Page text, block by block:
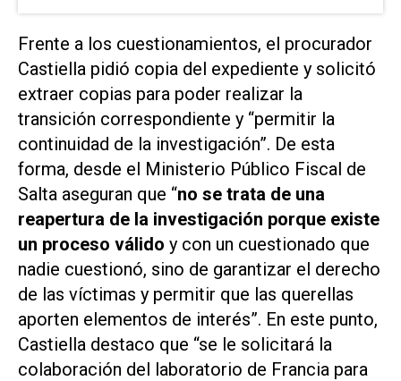
Frente a los cuestionamientos, el procurador
Castiella pidió copia del expediente y solicitó
extraer copias para poder realizar la
transición correspondiente y “permitir la
continuidad de la investigación”. De esta
forma, desde el Ministerio Público Fiscal de
Salta aseguran que “no se trata de una
reapertura de la investigación porque existe
un proceso válido y con un cuestionado que
nadie cuestionó, sino de garantizar el derecho
de las víctimas y permitir que las querellas
aporten elementos de interés”. En este punto,
Castiella destaco que “se le solicitará la
colaboración del laboratorio de Francia para